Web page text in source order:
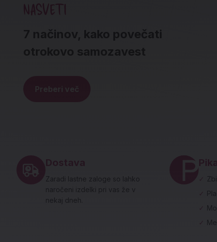
NASVETI
7 načinov, kako povečati
otrokovo samozavest
Preberi več
Dostava
Zaradi lastne zaloge so lahko
naročeni izdelki pri vas že v
nekaj dneh.